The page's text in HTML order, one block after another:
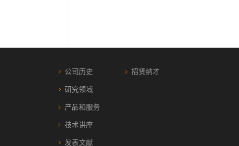
公司历史
研究领域
产品和服务
技术讲座
发表文献
招贤纳才